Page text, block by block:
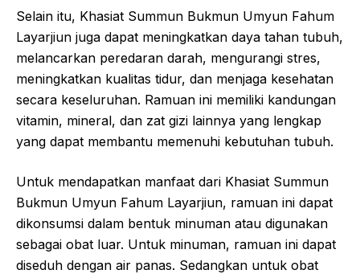
Selain itu, Khasiat Summun Bukmun Umyun Fahum
Layarjiun juga dapat meningkatkan daya tahan tubuh,
melancarkan peredaran darah, mengurangi stres,
meningkatkan kualitas tidur, dan menjaga kesehatan
secara keseluruhan. Ramuan ini memiliki kandungan
vitamin, mineral, dan zat gizi lainnya yang lengkap
yang dapat membantu memenuhi kebutuhan tubuh.
Untuk mendapatkan manfaat dari Khasiat Summun
Bukmun Umyun Fahum Layarjiun, ramuan ini dapat
dikonsumsi dalam bentuk minuman atau digunakan
sebagai obat luar. Untuk minuman, ramuan ini dapat
diseduh dengan air panas. Sedangkan untuk obat